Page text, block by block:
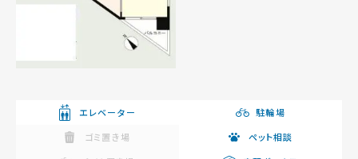
エレベーター
駐輪場
ゴミ置き場
ペット相談